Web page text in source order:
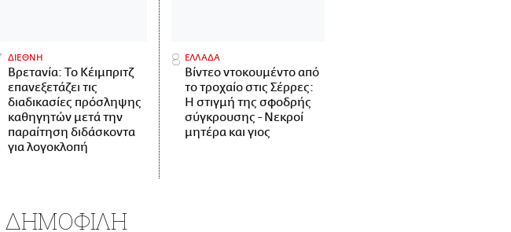
ΔΙΕΘΝΗ
Βρετανία: Το Κέιμπριτζ
επανεξετάζει τις
διαδικασίες πρόσληψης
καθηγητών μετά την
παραίτηση διδάσκοντα
για λογοκλοπή
ΕΛΛΑΔΑ
Βίντεο ντοκουμέντο από
το τροχαίο στις Σέρρες:
Η στιγμή της σφοδρής
σύγκρουσης - Νεκροί
μητέρα και γιος
ΔΗΜΟΦΙΛΗ